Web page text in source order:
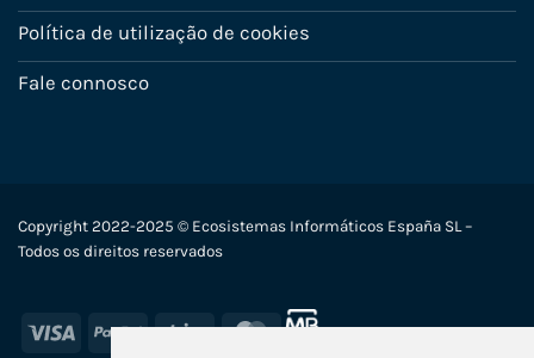
Política de utilização de cookies
Fale connosco
Copyright 2022-2025 © Ecosistemas Informáticos España SL –
Todos os direitos reservados
Visa PayPal Stripe MasterCard